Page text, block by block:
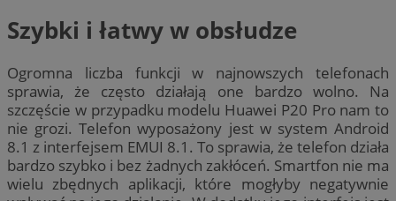
Szybki i łatwy w obsłudze
Ogromna liczba funkcji w najnowszych telefonach
sprawia, że często działają one bardzo wolno. Na
szczęście w przypadku modelu Huawei P20 Pro nam to
nie grozi. Telefon wyposażony jest w system Android
8.1 z interfejsem EMUI 8.1. To sprawia, że telefon działa
bardzo szybko i bez żadnych zakłóceń. Smartfon nie ma
wielu zbędnych aplikacji, które mogłyby negatywnie